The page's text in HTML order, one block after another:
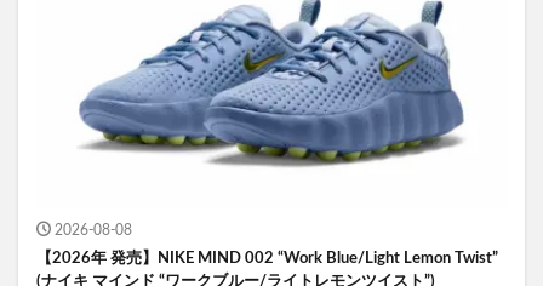
2026-08-08
【2026年 発売】NIKE MIND 002 “Work Blue/Light Lemon Twist”
(ナイキ マインド “ワークブルー/ライトレモンツイスト”)